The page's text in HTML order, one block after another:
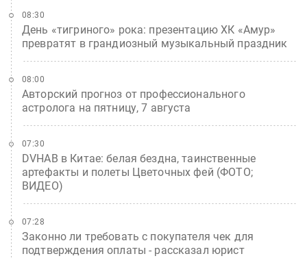
День «тигриного» рока: презентацию ХК «Амур»
превратят в грандиозный музыкальный праздник
08:30
Авторский прогноз от профессионального
астролога на пятницу, 7 августа
08:00
DVHAB в Китае: белая бездна, таинственные
артефакты и полеты Цветочных фей (ФОТО;
ВИДЕО)
07:30
Законно ли требовать с покупателя чек для
подтверждения оплаты - рассказал юрист
07:28